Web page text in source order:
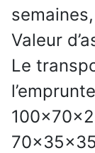
Valeur
Le